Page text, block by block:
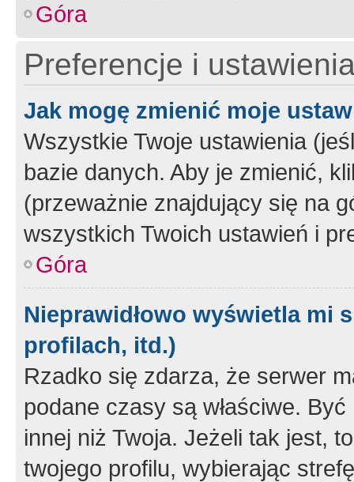
Góra
Preferencje i
Jak mogę zmienić moje
Wszystkie Twoje ustawienia
bazie danych. Aby je zmienić,
(przeważnie znajdujący się na
wszystkich Twoich ustawień i
Góra
Nieprawidłowo wyświetla mi
profilach, itd.)
Rzadko się zdarza, że serwer
podane czasy są właściwe.
innej niż Twoja. Jeżeli tak jest,
twojego profilu, wybierając